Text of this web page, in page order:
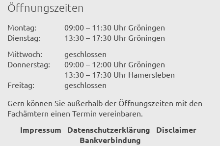
Öffnungszeiten
Montag:
09:00 – 11:30 Uhr Gröningen
Dienstag:
13:30 – 17:30 Uhr Gröningen
Mittwoch:
geschlossen
Donnerstag:
09:00 – 12:00 Uhr Gröningen
13:30 – 17:30 Uhr Hamersleben
Freitag:
geschlossen
Gern können Sie außerhalb der Öffnungszeiten mit den
Fachämtern einen Termin vereinbaren.
Impressum Datenschutzerklärung
Disclaimer
Bankverbindung